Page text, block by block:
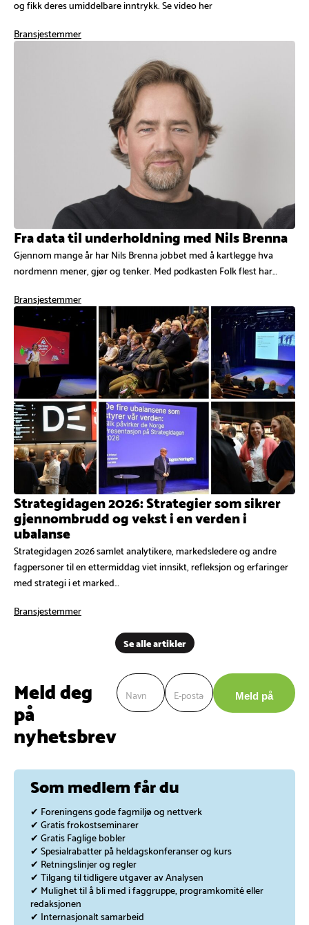
og fikk deres umiddelbare inntrykk. Se video her
Bransjestemmer
Fra data til underholdning med Nils Brenna
Gjennom mange år har Nils Brenna jobbet med å kartlegge hva
nordmenn mener, gjør og tenker. Med podkasten Folk flest har…
Bransjestemmer
Strategidagen 2026: Strategier som sikrer
gjennombrudd og vekst i en verden i
ubalanse
Strategidagen 2026 samlet analytikere, markedsledere og andre
fagpersoner til en ettermiddag viet innsikt, refleksjon og erfaringer
med strategi i et marked…
Bransjestemmer
Se alle artikler
Meld deg
på
nyhetsbrev
Meld på
Som medlem får du
✔ Foreningens gode fagmiljø og nettverk
✔ Gratis frokostseminarer
✔ Gratis Faglige bobler
✔ Spesialrabatter på heldagskonferanser og kurs
✔ Retningslinjer og regler
✔ Tilgang til tidligere utgaver av Analysen
✔ Mulighet til å bli med i faggruppe, programkomité eller
redaksjonen
✔ Internasjonalt samarbeid